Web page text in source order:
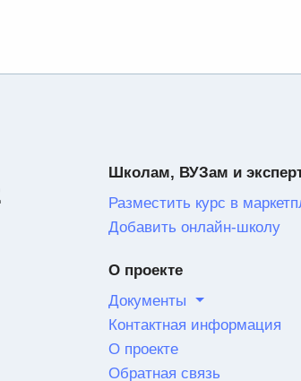
Школам, ВУЗам и
Разместить курс в
Добавить онлайн-школу
О проекте
Документы
Контактная информация
О проекте
Обратная связь